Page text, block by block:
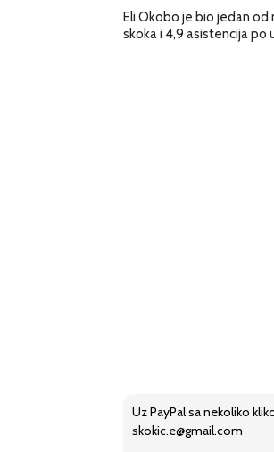
Eli Okobo je bio jedan od
skoka i 4,9 asistencija po
Uz PayPal sa nekoliko
skokic.e@gmail.com